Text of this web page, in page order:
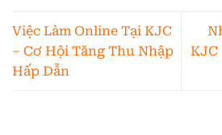
Việc Làm Online Tại KJC
– Cơ Hội Tăng Thu Nhập
Hấp Dẫn
KJC